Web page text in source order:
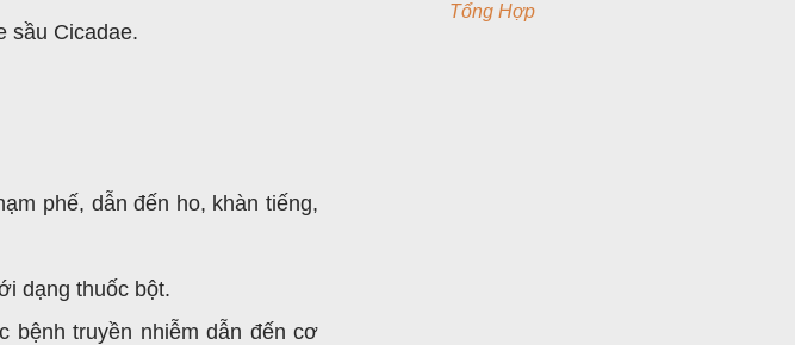
sầu Cicadae.
phế, dẫn đến ho, khàn tiếng,
dạng thuốc bột.
bệnh truyền nhiễm dẫn đến cơ
Tổng Hợp